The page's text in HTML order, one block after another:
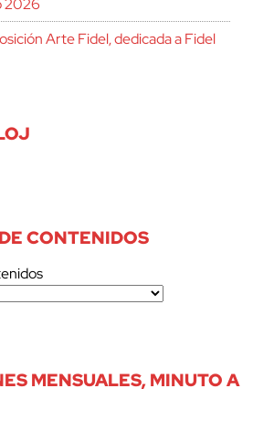
Arte Fidel, dedicada a Fidel
CONTENIDOS
MENSUALES, MINUTO A